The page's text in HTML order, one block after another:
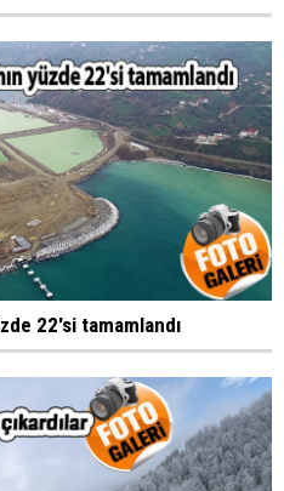
22'si tamamlandı